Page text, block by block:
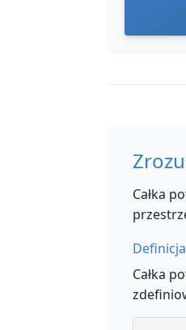
Całka
Definicja
Całka